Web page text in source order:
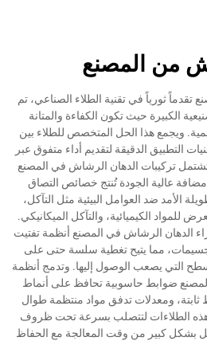
من المصنع
ثورياً في تقنية الطلاء الصناعي، تم
الكبيرة حيث تكون الكفاءة والمتانة
ويجمع هذا الحل المتخصص للطلاء بين
التطبيق الدقيقة لتقديم أداء متفوق عبر
تركيبات الدهان الرشاش في المصنع
عالية الجودة تُنتج خصائص التصاق
الأمد ضد العوامل البيئية مثل التآكل،
للمواد الكيميائية، والتآكل الميكانيكي.
الدهان الرشاش في المصنع أنظمة تفتيت
مما يتيح تغطية سلسة حتى على
التي يصعب الوصول إليها. وتدمج أنظمة
ضوابط حاسوبية تحافظ على أنماط
ومعدلات تدفق مواد منتظمة طوال
هذه الطلاءات لتتصلب بسرعة تحت ظروف
بشكل كبير من وقت المعالجة مع الحفاظ